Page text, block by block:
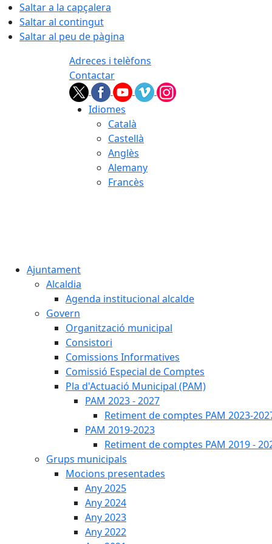
Saltar a la capçalera
Saltar al contingut
Saltar al peu de pàgina
Adreces i telèfons
Contactar
Idiomes
Català
Castellà
Anglès
Alemany
Francès
Ajuntament
Alcaldia
Agenda institucional alcalde
Govern
Organització municipal
Consistori
Comissions Informatives
Comissió Especial de Comptes
Pla d'Actuació Municipal (PAM)
PAM 2023 - 2027
Retiment de comptes PAM 2023-
PAM 2019-2023
Retiment de comptes PAM 2019 -
Grups municipals
Mocions presentades
Any 2025
Any 2024
Any 2023
Any 2022